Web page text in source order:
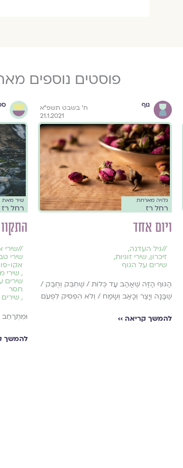
פוסטים נוספים
גוף
ח' בשבט תשפ"א
21.1.2021
גלויה מארחת
רחל רז
ויום אחד
//גיל העדנה,
זיכרון, שירי זוגיות,
שירים על הגוף
הַגּוּף הַזֶּה שֶׁאָהַב עַד כְּלוֹת / שֶׁחִבֵּק וְחֻבַּק /
שֶׁבָּנָה וְיָצַר וְכָאַב וְשָׂמַח / וְלֹא הִפְסִיק לִפְעֹם
להמשך קריאה ››
שיר מאת
רחל רז
//שירי
שירי
אקו-
, שירי
שירים
חסר
,
וּמִתְרַחֵב
להמשך